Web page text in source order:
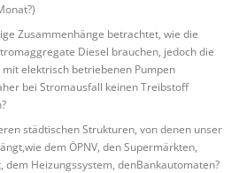
Zusammenhänge betrachtet, wie die
Diesel brauchen, jedoch die
elektrisch betriebenen Pumpen
bei Stromausfall keinen Treibstoff
städtischen Strukturen, von denen unser
dem ÖPNV, den Supermärkten,
dem Heizungssystem, denBankautomaten?